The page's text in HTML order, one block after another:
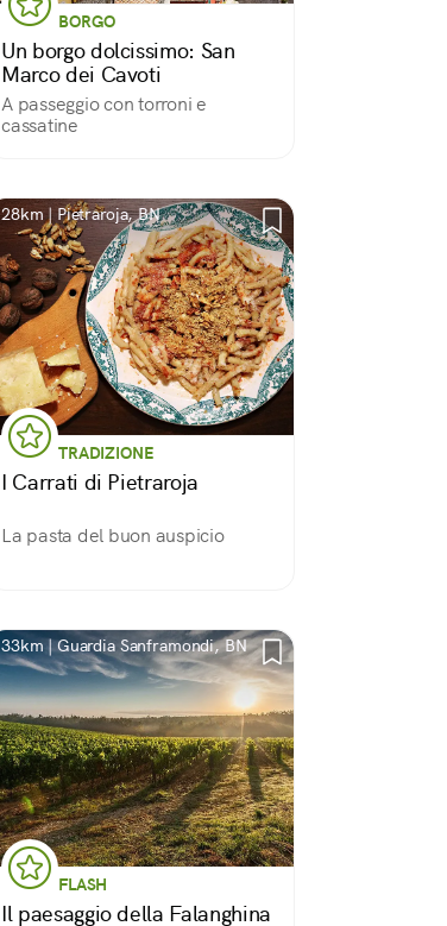
BORGO
Un borgo dolcissimo: San
Marco dei Cavoti
A passeggio con torroni e
cassatine
28km | Pietraroja, BN
TRADIZIONE
I Carrati di Pietraroja
La pasta del buon auspicio
33km | Guardia Sanframondi, BN
FLASH
Il paesaggio della Falanghina